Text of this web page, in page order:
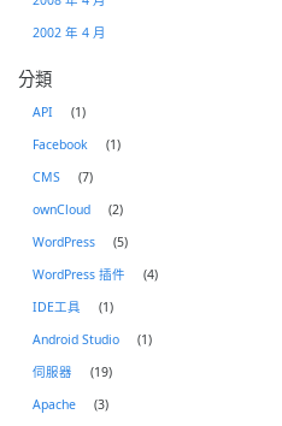
2002 年 4 月
分類
API
(1)
Facebook
(1)
CMS
(7)
ownCloud
(2)
WordPress
(5)
WordPress 插件
(4)
IDE工具
(1)
Android Studio
(1)
伺服器
(19)
Apache
(3)